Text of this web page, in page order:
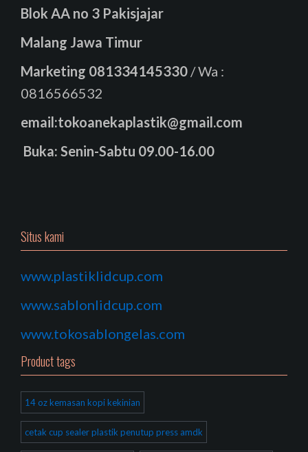
Blok AA no 3 Pakisjajar
Malang Jawa Timur
Marketing 081334145330 / Wa :
0816566532
email:tokoanekaplastik@gmail.com
Buka: Senin-Sabtu 09.00-16.00
Situs kami
www.plastiklidcup.com
www.sablonlidcup.com
www.tokosablongelas.com
Product tags
14 oz kemasan kopi kekinian
cetak cup sealer plastik penutup press amdk